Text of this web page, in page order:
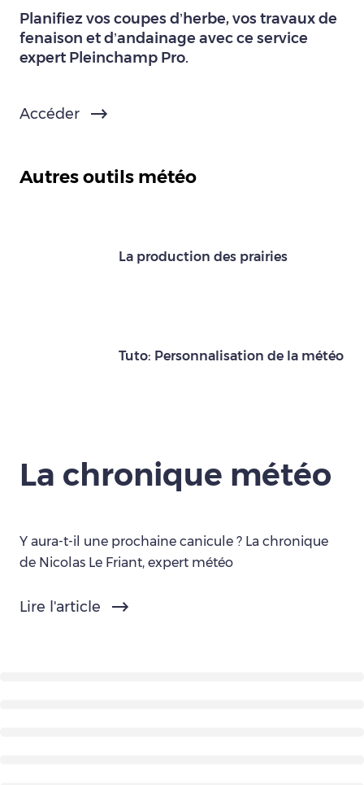
Planifiez vos coupes d’herbe, vos travaux de
fenaison et d’andainage avec ce service
expert Pleinchamp Pro.
Accéder
Autres outils météo
La production des prairies
Tuto: Personnalisation de la météo
La chronique météo
Y aura-t-il une prochaine canicule ? La chronique
de Nicolas Le Friant, expert météo
Lire l'article